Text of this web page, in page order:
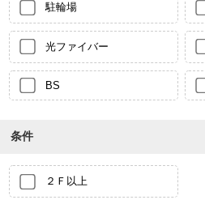
駐輪場
光ファイバー
BS
条件
２Ｆ以上